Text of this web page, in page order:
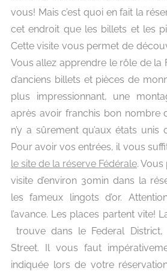
vous! Mais c’est quoi en fait la
cet endroit que les billets et les
Cette visite vous permet de
Vous allez apprendre le rôle de la
d’anciens billets et pièces de
plus impressionnant, une
après avoir franchis bon nombre
n’y a sûrement qu’aux états unis
Pour avoir vos entrées, il vous
le site de la réserve Fédérale. Vous
visite d’environ 30min dans la
les fameux lingots d’or.
l’avance. Les places partent vite!
trouve dans le Federal
Street. Il vous faut
indiquée lors de votre